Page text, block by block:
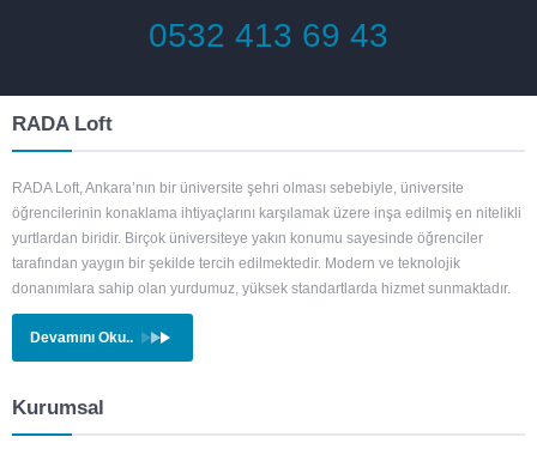
0532 413 69 43
RADA Loft
RADA Loft, Ankara’nın bir üniversite şehri olması sebebiyle, üniversite
öğrencilerinin konaklama ihtiyaçlarını karşılamak üzere inşa edilmiş en nitelikli
yurtlardan biridir. Birçok üniversiteye yakın konumu sayesinde öğrenciler
tarafından yaygın bir şekilde tercih edilmektedir. Modern ve teknolojik
donanımlara sahip olan yurdumuz, yüksek standartlarda hizmet sunmaktadır.
Devamını Oku..
Kurumsal